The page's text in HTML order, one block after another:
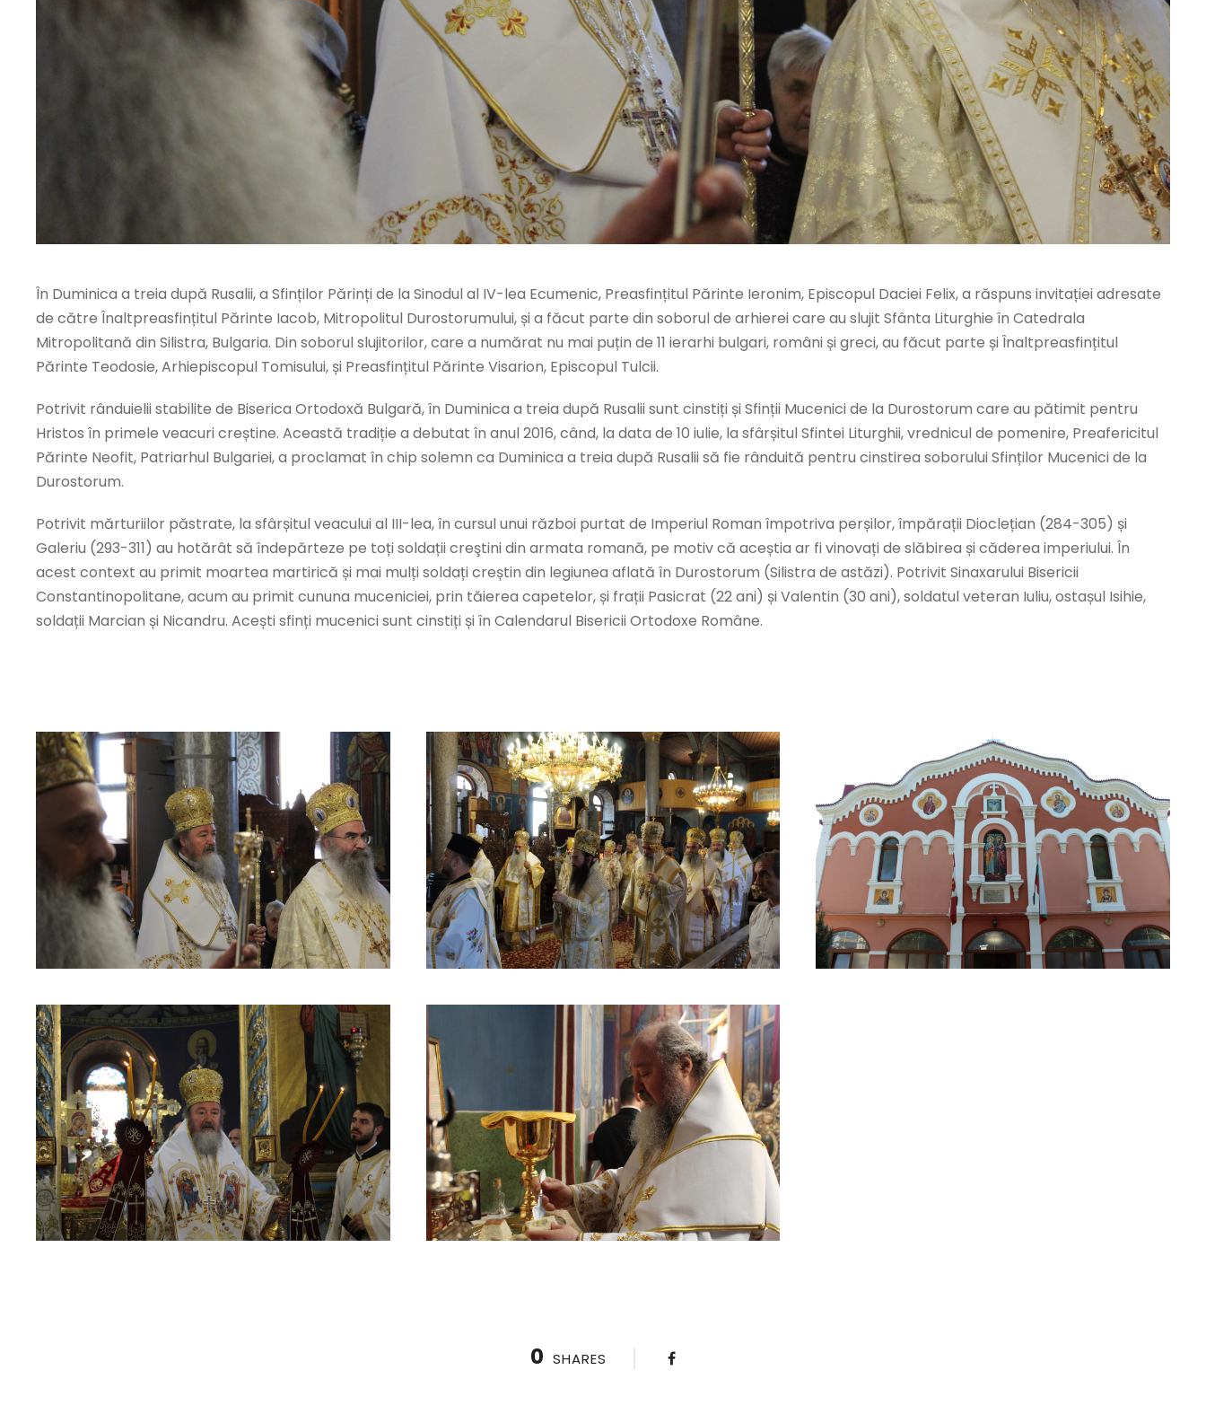
În Duminica a treia după Rusalii, a Sfinților Părinți de la Sinodul al IV-lea Ecumenic, Preasfințitul Părinte Ieronim, Episcopul Daciei Felix, a răspuns invitației adresate
de către Înaltpreasfințitul Părinte Iacob, Mitropolitul Durostorumului, și a făcut parte din soborul de arhierei care au slujit Sfânta Liturghie în Catedrala
Mitropolitană din Silistra, Bulgaria. Din soborul slujitorilor, care a numărat nu mai puțin de 11 ierarhi bulgari, români și greci, au făcut parte și Înaltpreasfințitul
Părinte Teodosie, Arhiepiscopul Tomisului, și Preasfințitul Părinte Visarion, Episcopul Tulcii.
Potrivit rânduielii stabilite de Biserica Ortodoxă Bulgară, în Duminica a treia după Rusalii sunt cinstiți și Sfinții Mucenici de la Durostorum care au pătimit pentru
Hristos în primele veacuri creștine. Această tradiție a debutat în anul 2016, când, la data de 10 iulie, la sfârșitul Sfintei Liturghii, vrednicul de pomenire, Preafericitul
Părinte Neofit, Patriarhul Bulgariei, a proclamat în chip solemn ca Duminica a treia după Rusalii să fie rânduită pentru cinstirea soborului Sfinților Mucenici de la
Durostorum.
Potrivit mărturiilor păstrate, la sfârșitul veacului al III-lea, în cursul unui război purtat de Imperiul Roman împotriva perșilor, împărații Dioclețian (284-305) și
Galeriu (293-311) au hotărât să îndepărteze pe toți soldații creştini din armata romană, pe motiv că aceștia ar fi vinovați de slăbirea și căderea imperiului. În
acest context au primit moartea martirică și mai mulți soldați creștin din legiunea aflată în Durostorum (Silistra de astăzi). Potrivit Sinaxarului Bisericii
Constantinopolitane, acum au primit cununa muceniciei, prin tăierea capetelor, și frații Pasicrat (22 ani) și Valentin (30 ani), soldatul veteran Iuliu, ostașul Isihie,
soldații Marcian și Nicandru. Acești sfinți mucenici sunt cinstiți și în Calendarul Bisericii Ortodoxe Române.
0 SHARES